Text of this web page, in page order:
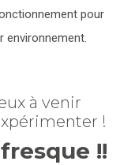
pour
environnement.
à venir
!
!!